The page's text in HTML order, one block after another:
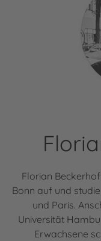
Florian
Bonn auf und
und Paris.
Universität
Erwachsene